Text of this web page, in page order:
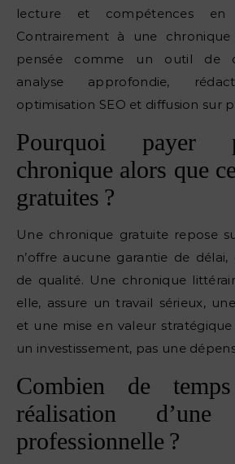
lecture et compétences en
Contrairement à une
pensée comme un outil de
analyse approfondie,
optimisation SEO et diffusion sur
Pourquoi payer
chronique alors que
gratuites ?
Une chronique gratuite repose
n’offre aucune garantie de
de qualité. Une chronique
elle, assure un travail sérieux,
et une mise en valeur stratégique
un investissement, pas une
Combien de
réalisation d’une
professionnelle ?